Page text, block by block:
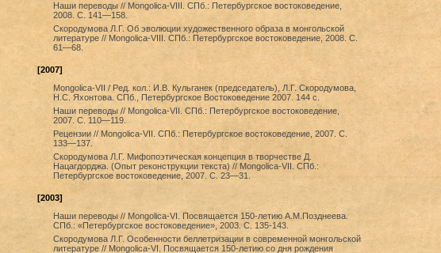
Наши переводы // Mongolica-VIII. СПб.: Петербургское востоковедение,
2008. С. 141—158.
Скородумова Л.Г. Об эволюции художественного образа в монгольской
литературе // Mongolica-VIII. СПб.: Петербургское востоковедение, 2008. С.
61—68.
[2007]
Mongolica-VII / Ред. кол.: И.В. Кульганек (председатель), Л.Г. Скородумова,
Н.С. Яхонтова. СПб., Петербургское Востоковедение 2007. 144 с.
Наши переводы // Mongolica-VII. СПб.: Петербургское востоковедение,
2007. С. 110—119.
Рецензии // Mongolica-VII. СПб.: Петербургское востоковедение, 2007. С.
133—137.
Скородумова Л.Г. Мифопоэтическая концепция в творчестве Д.
Нацагдорджа. (Опыт реконструкции текста) // Mongolica-VII. СПб.:
Петербургское востоковедение, 2007. С. 23—31.
[2003]
Наши переводы // Mongolica-VI. Посвящается 150-летию А.М.Позднеева.
СПб.: «Петербургское востоковедение», 2003. С. 135-143.
Скородумова Л.Г. Особенности беллетризации в современной монгольской
литературе // Mongolica-VI. Посвящается 150-летию со дня рождения